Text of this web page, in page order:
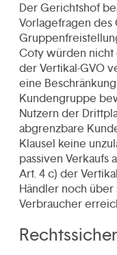
Der Gerichtshof
Vorlagefragen des
Coty würden nicht
der Vertikal-GVO
eine
Kundengruppe
Nutzern der
abgrenzbare
Klausel keine
passiven Verkaufs
Art. 4 c) der
Händler noch
Verbraucher